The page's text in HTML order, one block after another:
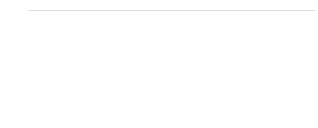
velocidad vertiginosa, potenciar tu presencia digital en prensa